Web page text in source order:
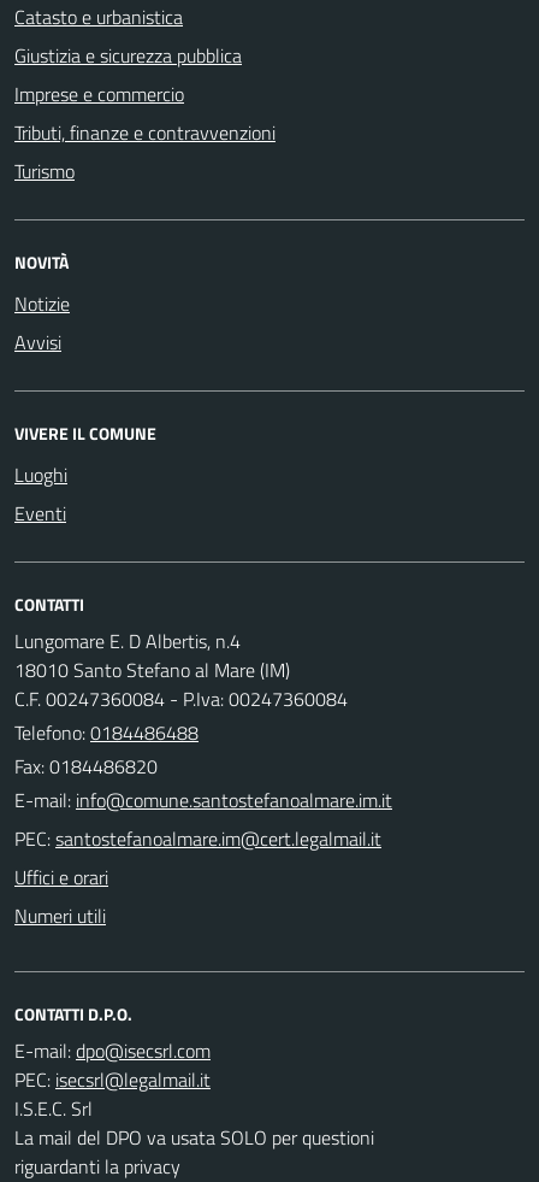
Catasto e urbanistica
Giustizia e sicurezza pubblica
Imprese e commercio
Tributi, finanze e contravvenzioni
Turismo
NOVITÀ
Notizie
Avvisi
VIVERE IL COMUNE
Luoghi
Eventi
CONTATTI
Lungomare E. D Albertis, n.4
18010 Santo Stefano al Mare (IM)
C.F. 00247360084 - P.Iva: 00247360084
Telefono:0184486488
Fax: 0184486820
E-mail:
PEC:
Uffici e orari
Numeri utili
CONTATTI D.P.O.
E-mail:
PEC:
I.S.E.C. Srl
La mail del DPO va usata SOLO per questioni
riguardanti la privacy